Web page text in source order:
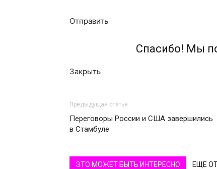
Отправить
Спасибо! Мы
Закрыть
Предыдущая статья
Переговоры России и США завершились
в Стамбуле
ЭТО МОЖЕТ БЫТЬ ИНТЕРЕСНО ЕЩЕ